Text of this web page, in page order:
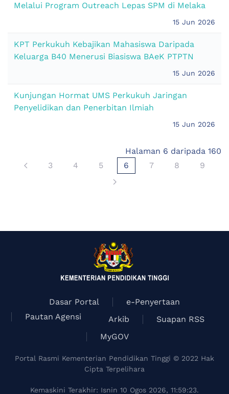
Melalui Program Outreach Lepas SPM di Melaka
15 Jun 2026
KPT Perkukuh Kebajikan Mahasiswa Daripada
Keluarga B40 Menerusi Biasiswa BAeK PTPTN
15 Jun 2026
Kunjungan Hormat UMS Perkukuh Jaringan
Penyelidikan dan Penerbitan Ilmiah
15 Jun 2026
Halaman 6 daripada 160
3
4 5 6 7 8 9
Dasar Portal
e-Penyertaan
Pautan Agensi
Arkib
Suapan RSS
MyGOV
Portal Rasmi Kementerian Pendidikan Tinggi © 2022 Hak
Cipta Terpelihara
Kemaskini Terakhir: Isnin 10 Ogos 2026, 11:59:23.